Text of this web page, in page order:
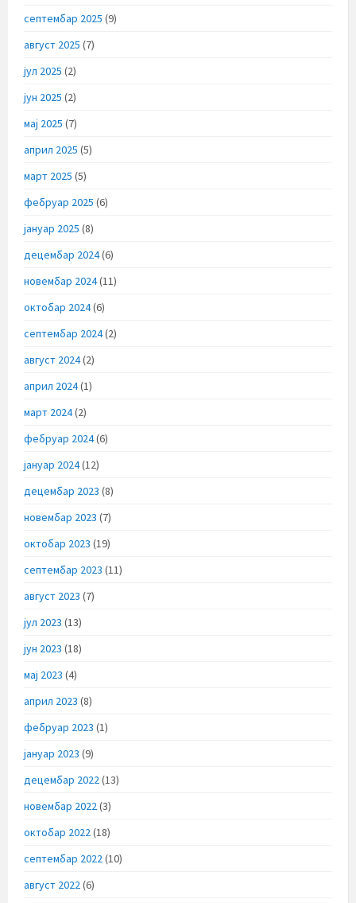
септембар 2025 (9)
август 2025 (7)
јул 2025 (2)
јун 2025 (2)
мај 2025 (7)
април 2025 (5)
март 2025 (5)
фебруар 2025 (6)
јануар 2025 (8)
децембар 2024(6)
новембар 2024(11)
октобар 2024(6)
септембар 2024(2)
август 2024(2)
април 2024(1)
март 2024(2)
фебруар 2024(6)
јануар 2024(12)
децембар 2023 (8)
новембар 2023 (7)
октобар 2023 (19)
септембар 2023 (11)
август 2023 (7)
јул 2023 (13)
јун 2023 (18)
мај 2023 (4)
април 2023 (8)
фебруар 2023 (1)
јануар 2023 (9)
децембар 2022(13)
новембар 2022(3)
октобар 2022(18)
септембар 2022(10)
август 2022(6)